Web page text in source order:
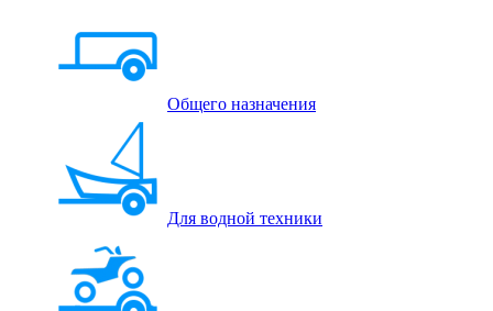
Общего назначения
Для водной техники